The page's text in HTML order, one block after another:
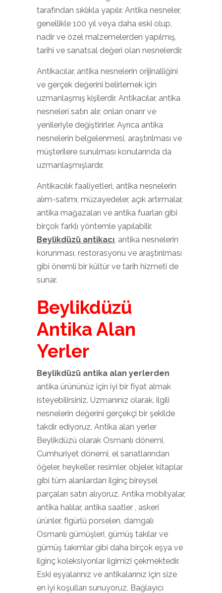
tarafından sıklıkla yapılır. Antika nesneler,
genellikle 100 yıl veya daha eski olup,
nadir ve özel malzemelerden yapılmış,
tarihi ve sanatsal değeri olan nesnelerdir.
Antikacılar, antika nesnelerin orijinalliğini
ve gerçek değerini belirlemek için
uzmanlaşmış kişilerdir. Antikacılar, antika
nesneleri satın alır, onları onarır ve
yenileriyle değiştirirler. Ayrıca antika
nesnelerin belgelenmesi, araştırılması ve
müşterilere sunulması konularında da
uzmanlaşmışlardır.
Antikacılık faaliyetleri, antika nesnelerin
alım-satımı, müzayedeler, açık artırmalar,
antika mağazaları ve antika fuarları gibi
birçok farklı yöntemle yapılabilir.
Beylikdüzü antikacı , antika nesnelerin
korunması, restorasyonu ve araştırılması
gibi önemli bir kültür ve tarih hizmeti de
sunar.
Beylikdüzü
Antika Alan
Yerler
Beylikdüzü antika alan yerlerden
antika ürününüz için iyi bir fiyat almak
isteyebilirsiniz. Uzmanınız olarak, ilgili
nesnelerin değerini gerçekçi bir şekilde
takdir ediyoruz. Antika alan yerler
Beylikdüzü olarak Osmanlı dönemi,
Cumhuriyet dönemi, el sanatlarından
öğeler, heykeller, resimler, objeler, kitaplar
gibi tüm alanlardan ilginç bireysel
parçaları satın alıyoruz. Antika mobilyalar,
antika halılar, antika saatler , askeri
ürünler, figürlü porselen, damgalı
Osmanlı gümüşleri, gümüş takılar ve
gümüş takımlar gibi daha birçok eşya ve
ilginç koleksiyonlar ilgimizi çekmektedir.
Eski eşyalarınız ve antikalarınız için size
en iyi koşulları sunuyoruz. Bağlayıcı